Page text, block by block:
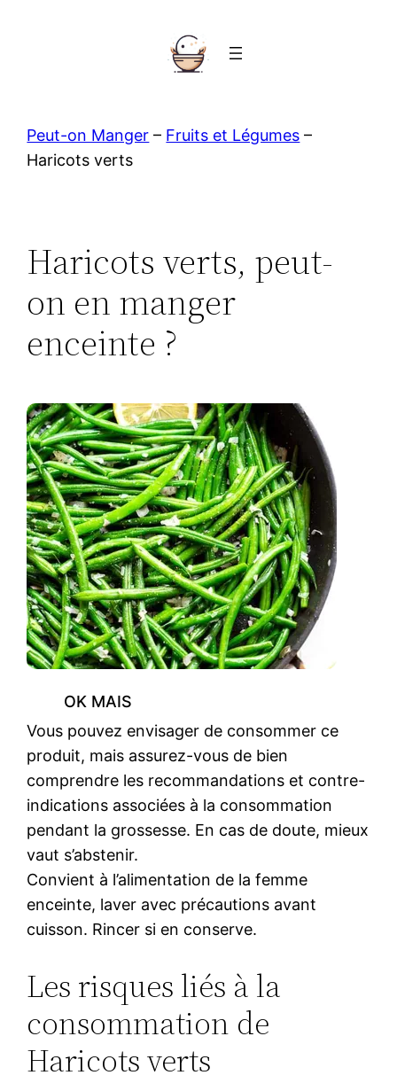
Peut-on Manger – Fruits et Légumes –
Haricots verts
Haricots verts, peut-
on en manger
enceinte ?
OK MAIS
Vous pouvez envisager de consommer ce
produit, mais assurez-vous de bien
comprendre les recommandations et contre-
indications associées à la consommation
pendant la grossesse. En cas de doute, mieux
vaut s’abstenir.
Convient à l’alimentation de la femme
enceinte, laver avec précautions avant
cuisson. Rincer si en conserve.
Les risques liés à la
consommation de
Haricots verts